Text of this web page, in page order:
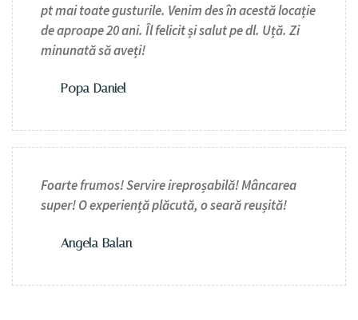
pt mai toate gusturile. Venim des în acestă locație
de aproape 20 ani. Îl felicit și salut pe dl. Uță. Zi
minunată să aveți!
Popa Daniel
Foarte frumos! Servire ireproșabilă! Mâncarea
super! O experiență plăcută, o seară reușită!
Angela Balan